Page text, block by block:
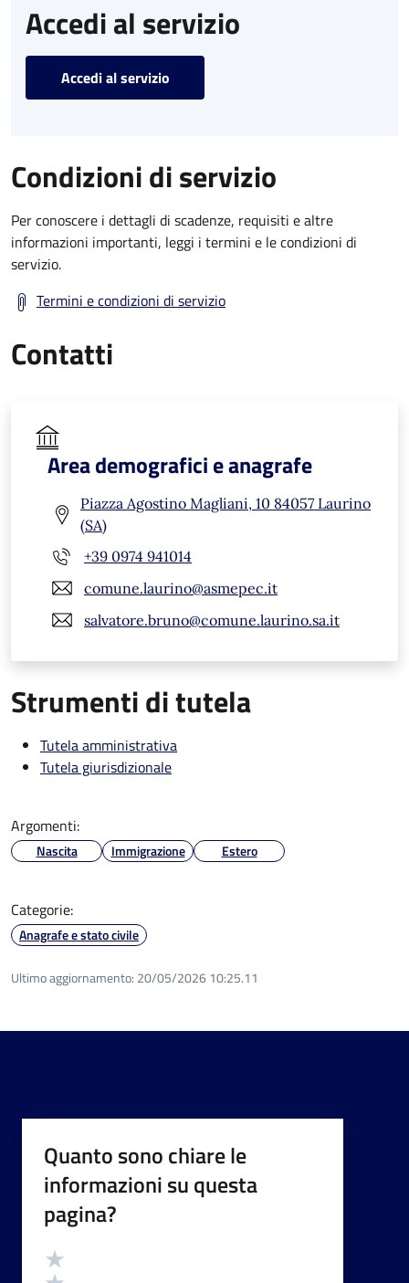
Accedi al servizio
Accedi al servizio
Condizioni di servizio
Per conoscere i dettagli di scadenze, requisiti e altre
informazioni importanti, leggi i termini e le condizioni di
servizio.
Termini e condizioni di servizio
Contatti
Area demografici e anagrafe
Piazza Agostino Magliani, 10 84057 Laurino
(SA)
+39 0974 941014
comune.laurino@asmepec.it
salvatore.bruno@comune.laurino.sa.it
Strumenti di tutela
Tutela amministrativa
Tutela giurisdizionale
Argomenti:
Nascita Immigrazione Estero
Categorie:
Anagrafe e stato civile
Ultimo aggiornamento: 20/05/2026 10:25.11
Quanto sono chiare le
informazioni su questa
pagina?
Valutazione